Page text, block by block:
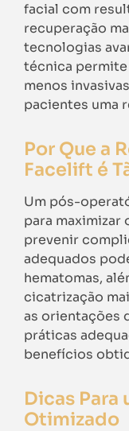
facial com
recuperação
tecnologias
técnica
menos
pacientes uma
Por Que a
Facelift é
Um pós-
para
prevenir
adequados
hematomas,
cicatrização
as orientações
práticas
benefícios
Dicas
Otimizado